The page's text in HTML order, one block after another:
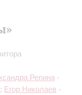
Репина -
Егор Николаев -